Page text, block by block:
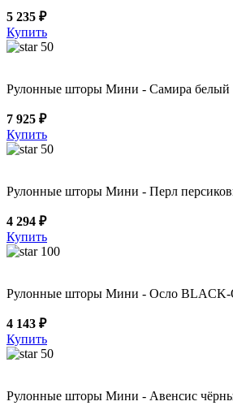
5 235 ₽
Купить
50
Рулонные шторы Мини - Самира белый
7 925 ₽
Купить
50
Рулонные шторы Мини - Перл
4 294 ₽
Купить
100
Рулонные шторы Мини - Осло BLACK-
4 143 ₽
Купить
50
Рулонные шторы Мини - Авенсис